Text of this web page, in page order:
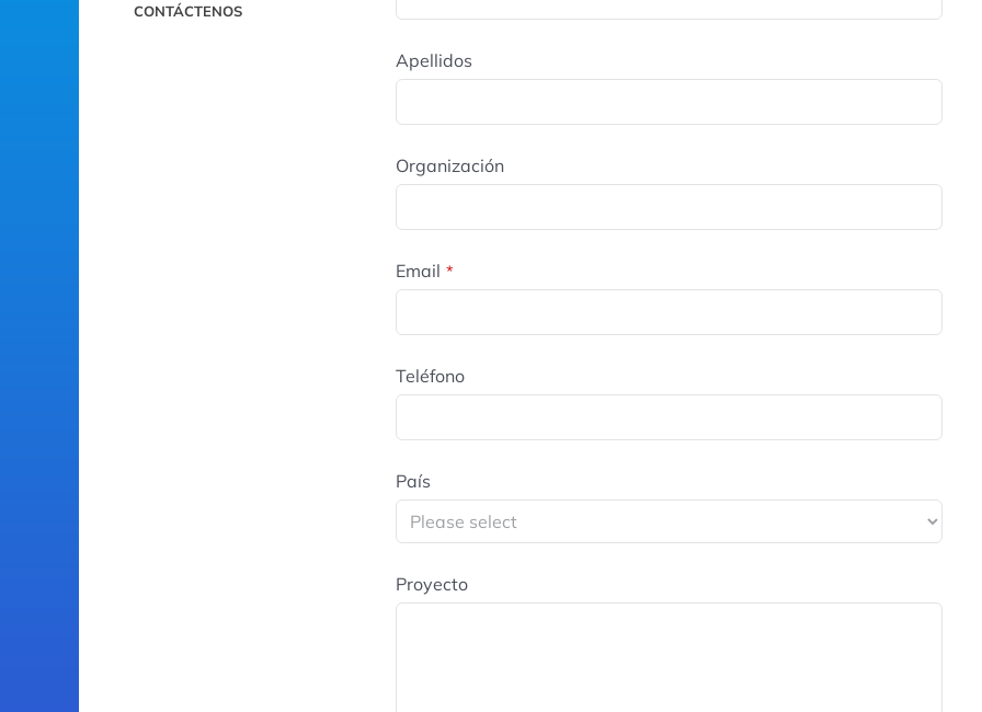
CONTÁCTENOS
Apellidos
Organización
Email *
Teléfono
País
Proyecto